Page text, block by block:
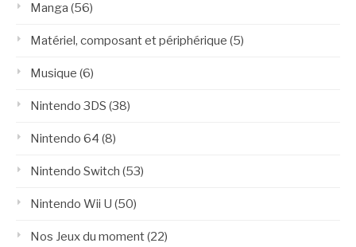
Manga (56)
Matériel, composant et périphérique (5)
Musique (6)
Nintendo 3DS (38)
Nintendo 64 (8)
Nintendo Switch (53)
Nintendo Wii U (50)
Nos Jeux du moment(22)